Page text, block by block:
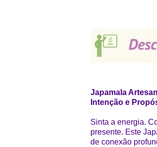
Japamala
Intenção e
Sinta a energia.
presente. Este
de conexão